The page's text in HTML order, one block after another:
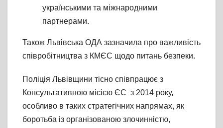
українськими та міжнародними
партнерами.
Також Львівська ОДА зазначила про важливість
співробітництва з КМЄС щодо питань безпеки.
Поліція Львівщини тісно співпрацює з
Консультативною місією ЄС з 2014 року,
особливо в таких стратегічних напрямах, як
боротьба із організованою злочинністю,